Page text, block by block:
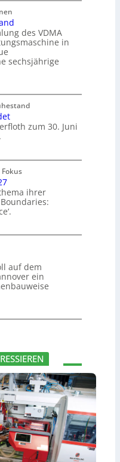
des VDMA
in
sechsjährige
zum 30. Juni
ihrer
auf dem
ein